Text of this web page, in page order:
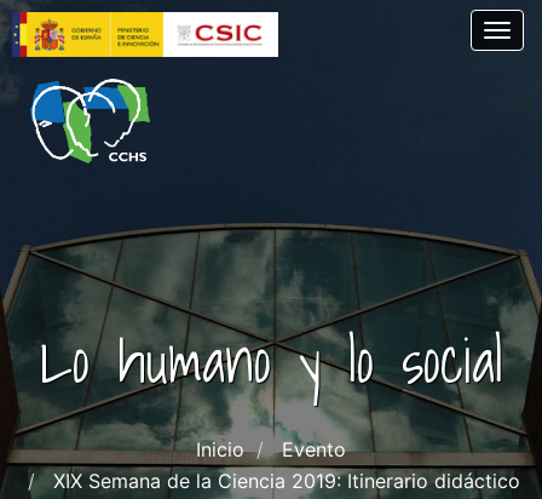
Pasar
al
contenido
principal
Lo humano y lo social
Inicio
Evento
XIX Semana de la Ciencia 2019: Itinerario didáctico